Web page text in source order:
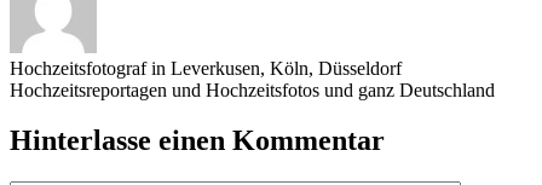
Hochzeitsfotograf in Leverkusen, Köln, Düsseldorf
Hochzeitsreportagen und Hochzeitsfotos und ganz Deutschland
Hinterlasse einen Kommentar